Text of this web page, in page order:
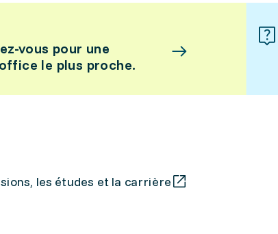
vous pour une
le plus proche.
les études et la carrière